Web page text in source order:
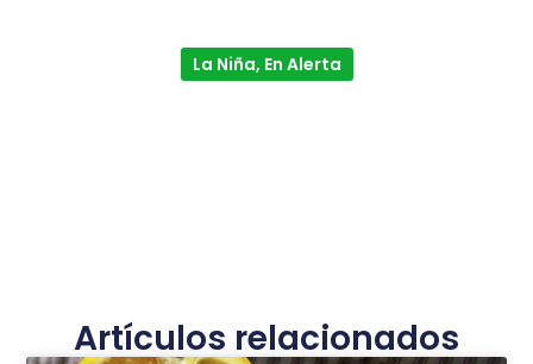
La Niña, En Alerta
Artículos relacionados